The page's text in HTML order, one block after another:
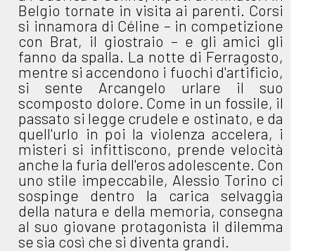
Belgio tornate in visita ai parenti. Corsi
si innamora di Céline – in competizione
con Brat, il giostraio – e gli amici gli
fanno da spalla. La notte di Ferragosto,
mentre si accendono i fuochi d'artificio,
si sente Arcangelo urlare il suo
scomposto dolore. Come in un fossile, il
passato si legge crudele e ostinato, e da
quell'urlo in poi la violenza accelera, i
misteri si infittiscono, prende velocità
anche la furia dell'eros adolescente. Con
uno stile impeccabile, Alessio Torino ci
sospinge dentro la carica selvaggia
della natura e della memoria, consegna
al suo giovane protagonista il dilemma
se sia così che si diventa grandi.